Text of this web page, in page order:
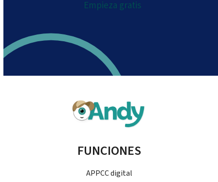
Empieza gratis
FUNCIONES
APPCC digital